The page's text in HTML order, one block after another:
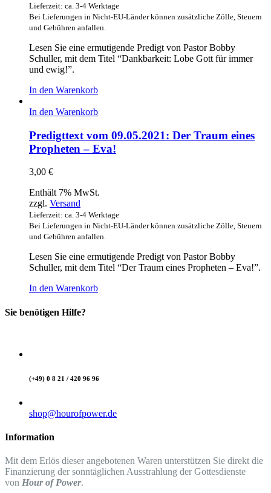
Lieferzeit: ca. 3-4 Werktage
Bei Lieferungen in Nicht-EU-Länder können zusätzliche Zölle, Steuern
und Gebühren anfallen.
Lesen Sie eine ermutigende Predigt von Pastor Bobby
Schuller, mit dem Titel “Dankbarkeit: Lobe Gott für immer
und ewig!”.
In den Warenkorb
In den Warenkorb
Predigttext vom 09.05.2021: Der Traum eines
Propheten – Eva!
3,00 €
Enthält 7% MwSt.
zzgl. Versand
Lieferzeit: ca. 3-4 Werktage
Bei Lieferungen in Nicht-EU-Länder können zusätzliche Zölle, Steuern
und Gebühren anfallen.
Lesen Sie eine ermutigende Predigt von Pastor Bobby
Schuller, mit dem Titel “Der Traum eines Propheten – Eva!”.
In den Warenkorb
Sie benötigen Hilfe?
(+49) 0 8 21 / 420 96 96
shop@hourofpower.de
Information
Mit dem Erlös dieser angebotenen Waren unterstützen Sie direkt die
Finanzierung der sonntäglichen Ausstrahlung der Gottesdienste
von Hour of Power.